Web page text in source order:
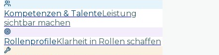
Kompetenzen & TalenteLeistung
sichtbar machen
RollenprofileKlarheit in Rollen schaffen